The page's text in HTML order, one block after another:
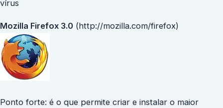
vírus
Mozilla Firefox 3.0 (http://mozilla.com/firefox)
Ponto forte: é o que permite criar e instalar o maior